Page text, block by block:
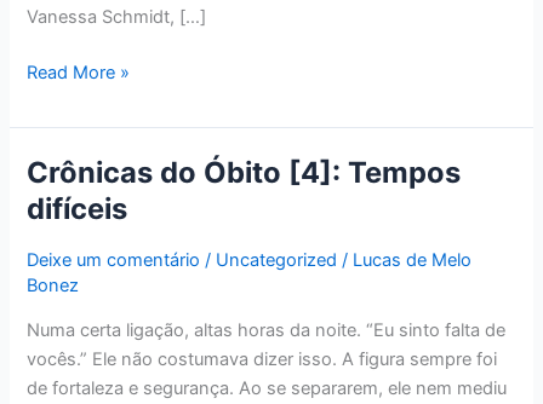
Vanessa Schmidt, […]
Read More »
Crônicas do Óbito [4]: Tempos
difíceis
Deixe um comentário / Uncategorized / Lucas de Melo
Bonez
Numa certa ligação, altas horas da noite. “Eu sinto falta de
vocês.” Ele não costumava dizer isso. A figura sempre foi
de fortaleza e segurança. Ao se separarem, ele nem mediu
Crônicas
do
Óbito
[4]:
Tempos